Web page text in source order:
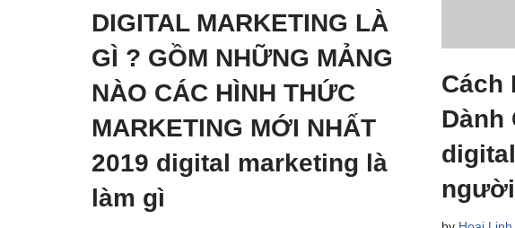
DIGITAL MARKETING LÀ
GÌ ? GỒM NHỮNG MẢNG
NÀO CÁC HÌNH THỨC
MARKETING MỚI NHẤT
2019 digital marketing là
làm gì
Cách
Dành